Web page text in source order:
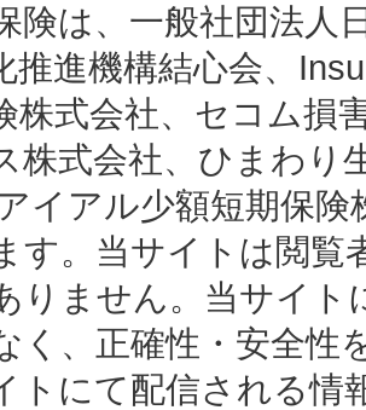
険は、一般社団法人
推進機構結心会、
株式会社、セコム損
株式会社、ひまわり
イアル少額短期保
す。当サイトは閲覧
りません。当サイ
く、正確性・安全性
トにて配信される情